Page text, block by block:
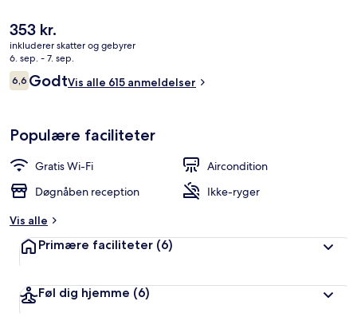
Den
nuværende
pris
er
353 kr.
353 kr.
inkluderer skatter og gebyrer
6. sep. - 7. sep.
Anmeldelser
6,66,6 ud af 10.
GodtVis alle 615 anmeldelser
Populære faciliteter
Gratis Wi-Fi
Aircondition
Døgnåben reception
Ikke-ryger
Vis alle
Primære faciliteter (6)
Føl dig hjemme (6)